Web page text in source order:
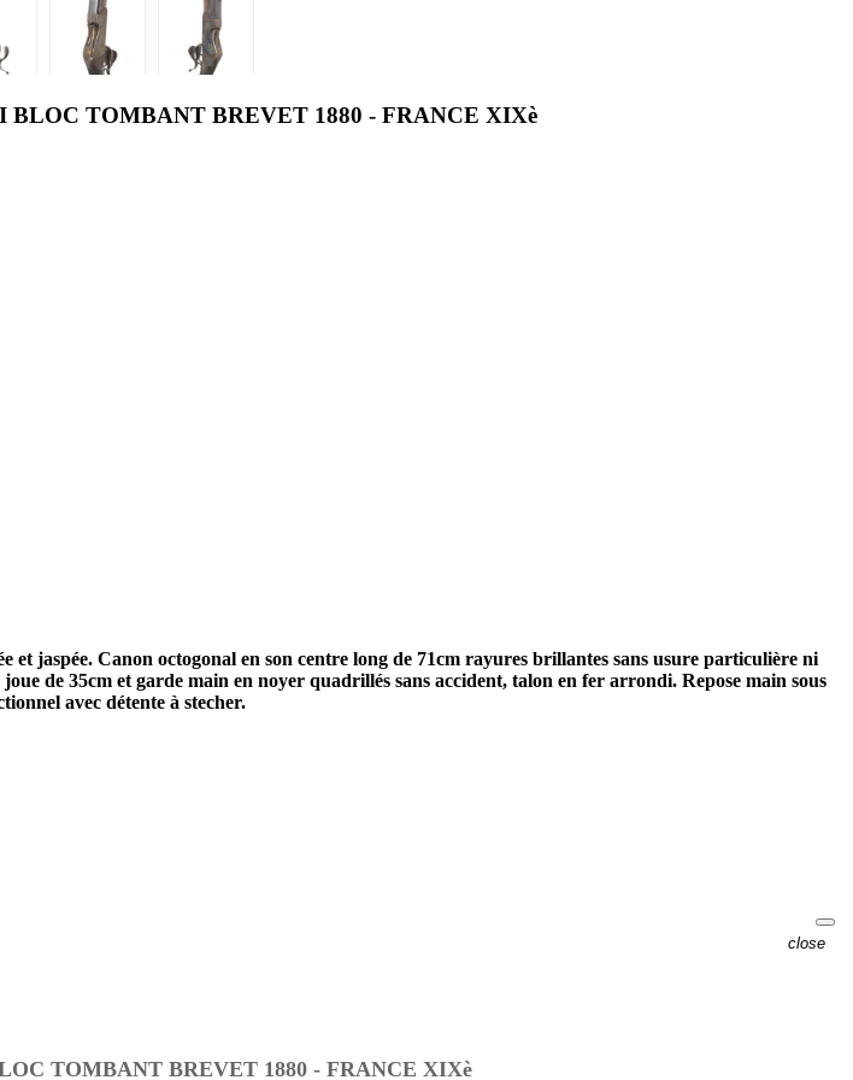
TOMBANT BREVET 1880 - FRANCE XIXè
jaspée. Canon octogonal en son centre long de 71cm rayures brillantes sans usure particulière ni
de 35cm et garde main en noyer quadrillés sans accident, talon en fer arrondi. Repose main sous
avec détente à stecher.
close
TOMBANT BREVET 1880 - FRANCE XIXè